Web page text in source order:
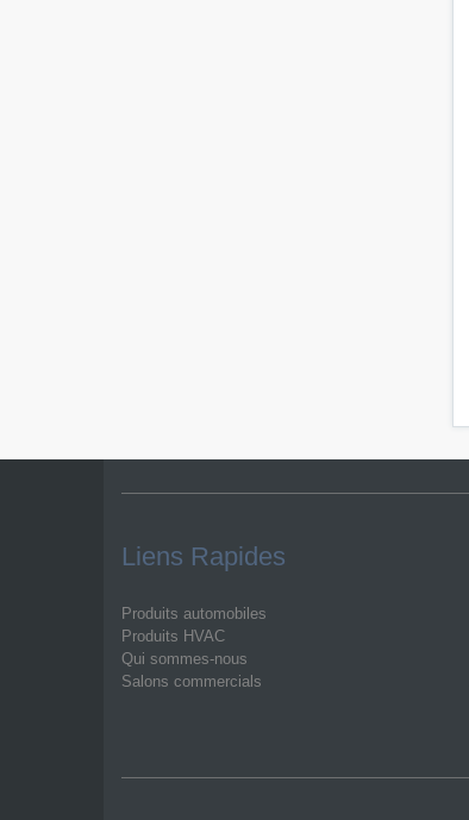
Liens Rapides
Produits automobiles
Produits HVAC
Qui sommes-nous
Salons commercials